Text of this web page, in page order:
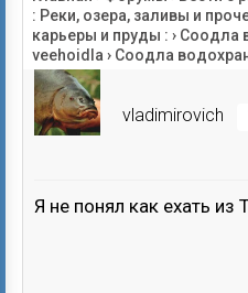
: Реки, озера, заливы и
карьеры и пруды : › Соодла
veehoidla › Соодла
vladimirovich
Я не понял как ехать из